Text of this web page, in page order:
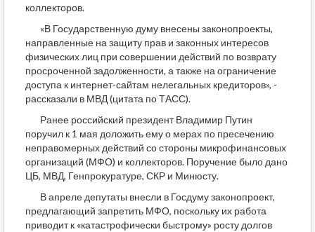
коллекторов.
«В Государственную думу внесены законопроекты,
направленные на защиту прав и законных интересов
физических лиц при совершении действий по возврату
просроченной задолженности, а также на ограничение
доступа к интернет-сайтам нелегальных кредиторов», -
рассказали в МВД (цитата по ТАСС).
Ранее российский президент Владимир Путин
поручил к 1 мая доложить ему о мерах по пресечению
неправомерных действий со стороны микрофинансовых
организаций (МФО) и коллекторов. Поручение было дано
ЦБ, МВД, Генпрокуратуре, СКР и Минюсту.
В апреле депутаты внесли в Госдуму законопроект,
предлагающий запретить МФО, поскольку их работа
приводит к «катастрофически быстрому» росту долгов